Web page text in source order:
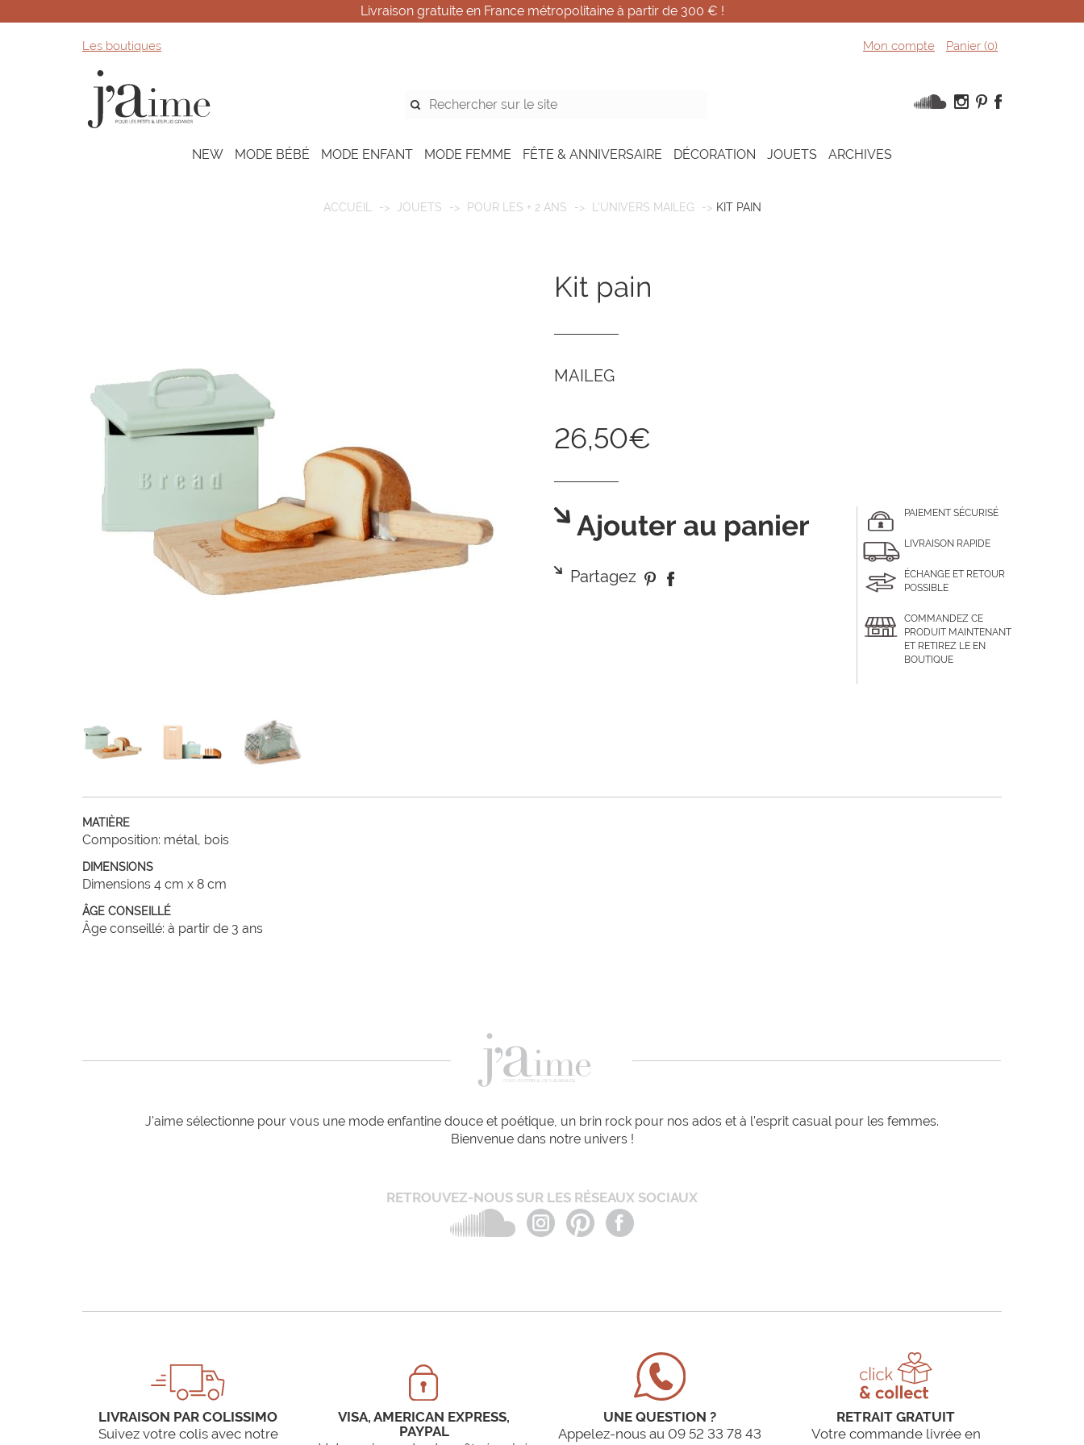
Livraison gratuite en France métropolitaine à partir de 300 € !
Les boutiques Mon compte Panier (0)
NEW MODE BÉBÉ MODE ENFANT MODE FEMME FÊTE & ANNIVERSAIRE DÉCORATION JOUETS ARCHIVES
ACCUEIL JOUETS POUR LES + 2 ANS L'UNIVERS MAILEG KIT PAIN
kit pain
MAILEG
26,50€
Ajouter au panier
Partagez
PAIEMENT SÉCURISÉ
LIVRAISON RAPIDE
ÉCHANGE ET RETOUR
POSSIBLE
COMMANDEZ CE
PRODUIT MAINTENANT
ET RETIREZ LE EN
BOUTIQUE
MATIÈRE
Composition: métal, bois
DIMENSIONS
Dimensions 4 cm x 8 cm
ÂGE CONSEILLÉ
Âge conseillé: à partir de 3 ans
J'aime sélectionne pour vous une mode enfantine douce et poétique, un brin rock pour nos ados et à l'esprit casual pour les femmes.
Bienvenue dans notre univers !
RETROUVEZ-NOUS SUR LES RÉSEAUX SOCIAUX
LIVRAISON PAR COLISSIMO
Suivez votre colis avec notre
VISA, AMERICAN EXPRESS,
PAYPAL
UNE QUESTION ?
Appelez-nous au 09 52 33 78 43
RETRAIT GRATUIT
Votre commande livrée en